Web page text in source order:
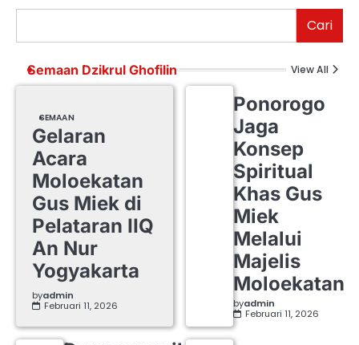
Cari
Semaan Dzikrul Ghofilin View All
SEMAAN
Gelaran
Acara
Moloekatan
Gus Miek di
Pelataran IIQ
An Nur
Yogyakarta
byadmin
Februari 11, 2026
Ponorogo
Jaga
Konsep
Spiritual
Khas Gus
Miek
Melalui
Majelis
Moloekatan
byadmin
Februari 11, 2026